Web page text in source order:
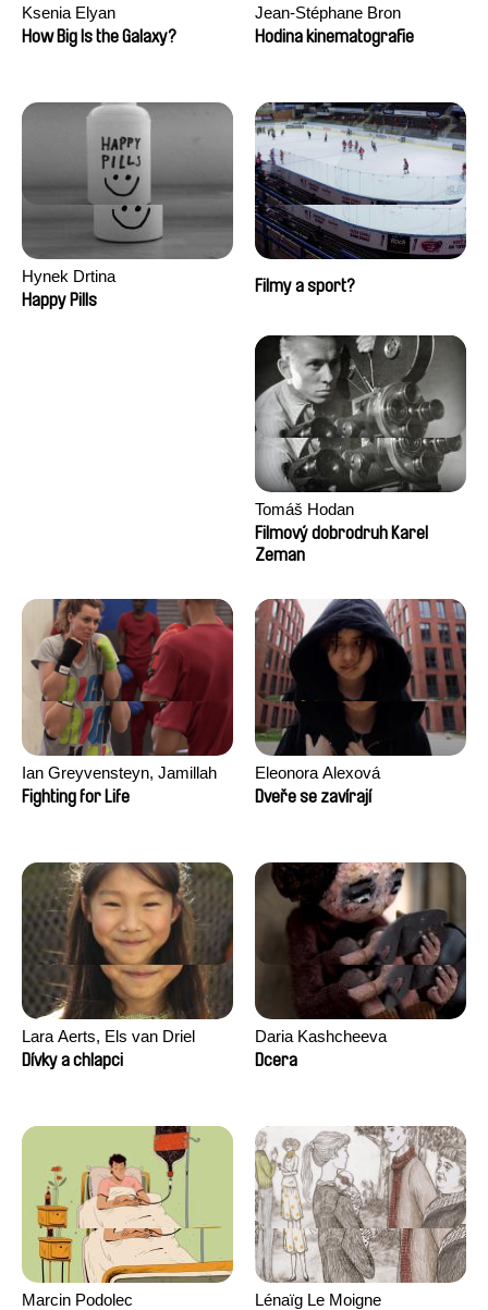
Ksenia Elyan
How Big Is the Galaxy?
Jean-Stéphane Bron
Hodina kinematografie
Hynek Drtina
Happy Pills
Filmy a sport?
Tomáš Hodan
Filmový dobrodruh Karel
Zeman
Ian Greyvensteyn, Jamillah
van der Hulst
Fighting for Life
Eleonora Alexová
Dveře se zavírají
Lara Aerts, Els van Driel
Dívky a chlapci
Daria Kashcheeva
Dcera
Marcin Podolec
Lénaïg Le Moigne